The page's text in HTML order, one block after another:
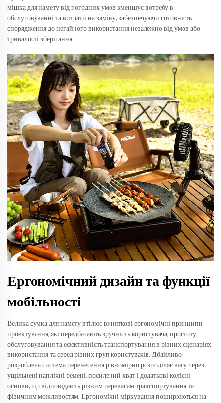
мішка для намету від погодних умов зменшує потребу в
обслуговуванні та витрати на заміну, забезпечуючи готовність
спорядження до негайного використання незалежно від умов або
тривалості зберігання.
Ергономічний дизайн та функції
мобільності
Велика сумка для намету втілює виняткові ергономічні принципи
проектування, які передбачають зручність користувача, простоту
обслуговування та ефективність транспортування в різних сценаріях
використання та серед різних груп користувачів. Дбайливо
розроблена система перенесення рівномірно розподіляє вагу через
ущільнені наплічні ремені, посилений хват і додаткові колісні
основи, що відповідають різним перевагам транспортування та
фізичним можливостям. Ергономічні міркування поширюються на